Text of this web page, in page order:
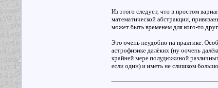
Из этого следует, что в простом
математической абстракции,
может быть временем для кого-то
Это очень неудобно на практике.
астрофизике далёких (ну оочень
крайней мере полудюжиной
если один) и иметь не слишком